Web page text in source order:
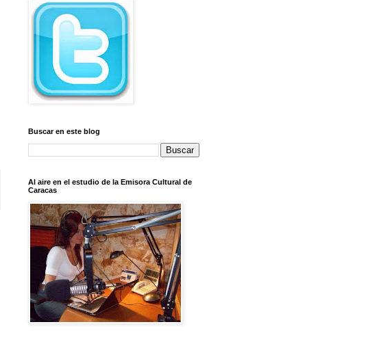
Buscar en este blog
Al aire en el estudio de la Emisora Cultural de
Caracas